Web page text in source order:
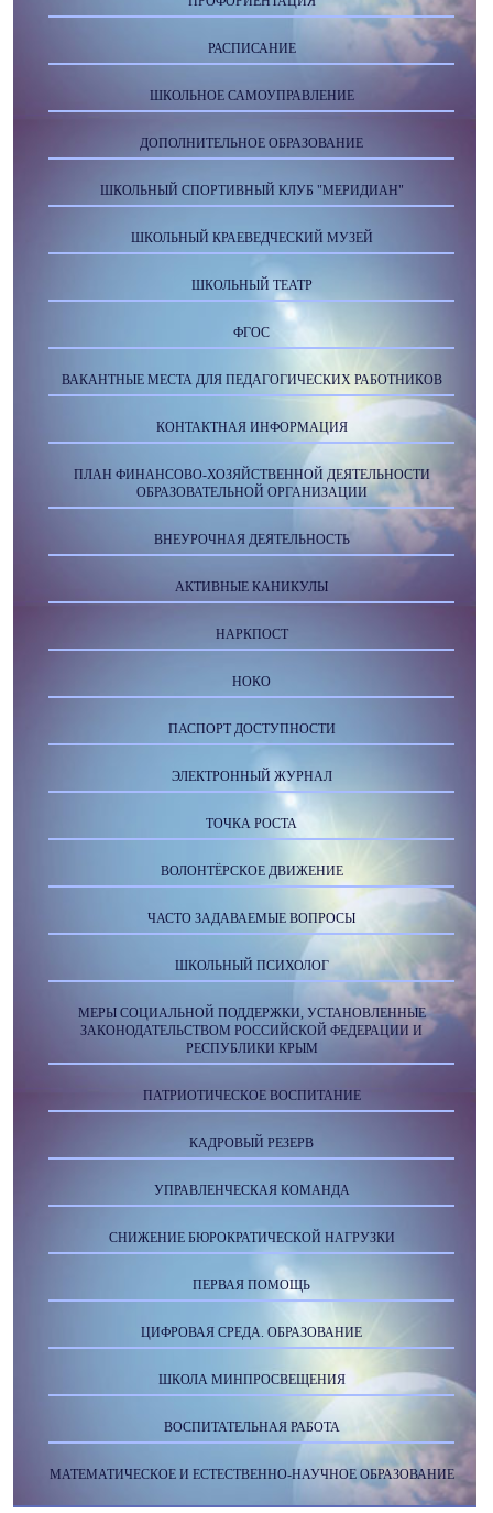
РАСПИСАНИЕ
ШКОЛЬНОЕ САМОУПРАВЛЕНИЕ
ДОПОЛНИТЕЛЬНОЕ ОБРАЗОВАНИЕ
ШКОЛЬНЫЙ СПОРТИВНЫЙ КЛУБ "МЕРИДИАН"
ШКОЛЬНЫЙ КРАЕВЕДЧЕСКИЙ МУЗЕЙ
ШКОЛЬНЫЙ ТЕАТР
ФГОС
ВАКАНТНЫЕ МЕСТА ДЛЯ ПЕДАГОГИЧЕСКИХ РАБОТНИКОВ
КОНТАКТНАЯ ИНФОРМАЦИЯ
ПЛАН ФИНАНСОВО-ХОЗЯЙСТВЕННОЙ ДЕЯТЕЛЬНОСТИ
ОБРАЗОВАТЕЛЬНОЙ ОРГАНИЗАЦИИ
ВНЕУРОЧНАЯ ДЕЯТЕЛЬНОСТЬ
АКТИВНЫЕ КАНИКУЛЫ
НАРКПОСТ
НОКО
ПАСПОРТ ДОСТУПНОСТИ
ЭЛЕКТРОННЫЙ ЖУРНАЛ
ТОЧКА РОСТА
ВОЛОНТЁРСКОЕ ДВИЖЕНИЕ
ЧАСТО ЗАДАВАЕМЫЕ ВОПРОСЫ
ШКОЛЬНЫЙ ПСИХОЛОГ
МЕРЫ СОЦИАЛЬНОЙ ПОДДЕРЖКИ, УСТАНОВЛЕННЫЕ
ЗАКОНОДАТЕЛЬСТВОМ РОССИЙСКОЙ ФЕДЕРАЦИИ И
РЕСПУБЛИКИ КРЫМ
ПАТРИОТИЧЕСКОЕ ВОСПИТАНИЕ
КАДРОВЫЙ РЕЗЕРВ
УПРАВЛЕНЧЕСКАЯ КОМАНДА
СНИЖЕНИЕ БЮРОКРАТИЧЕСКОЙ НАГРУЗКИ
ПЕРВАЯ ПОМОЩЬ
ЦИФРОВАЯ СРЕДА. ОБРАЗОВАНИЕ
ШКОЛА МИНПРОСВЕЩЕНИЯ
ВОСПИТАТЕЛЬНАЯ РАБОТА
МАТЕМАТИЧЕСКОЕ И ЕСТЕСТВЕННО-НАУЧНОЕ ОБРАЗОВАНИЕ